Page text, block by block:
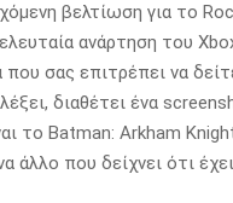
βελτίωση για το
ανάρτηση του
σας επιτρέπει να
διαθέτει ένα
το Batman: Arkham
άλλο που δείχνει ότι